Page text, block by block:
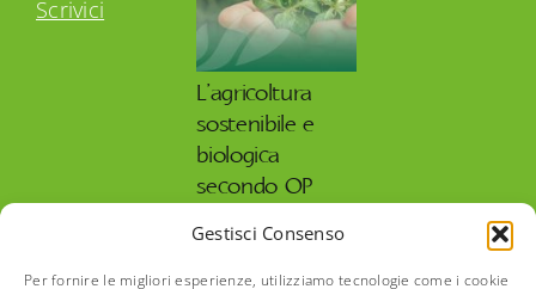
Gestisci Consenso
Per fornire le migliori esperienze, utilizziamo tecnologie come i cookie
Scrivici
L’agricoltura
sostenibile e
biologica
secondo OP
27 Maggio 2026